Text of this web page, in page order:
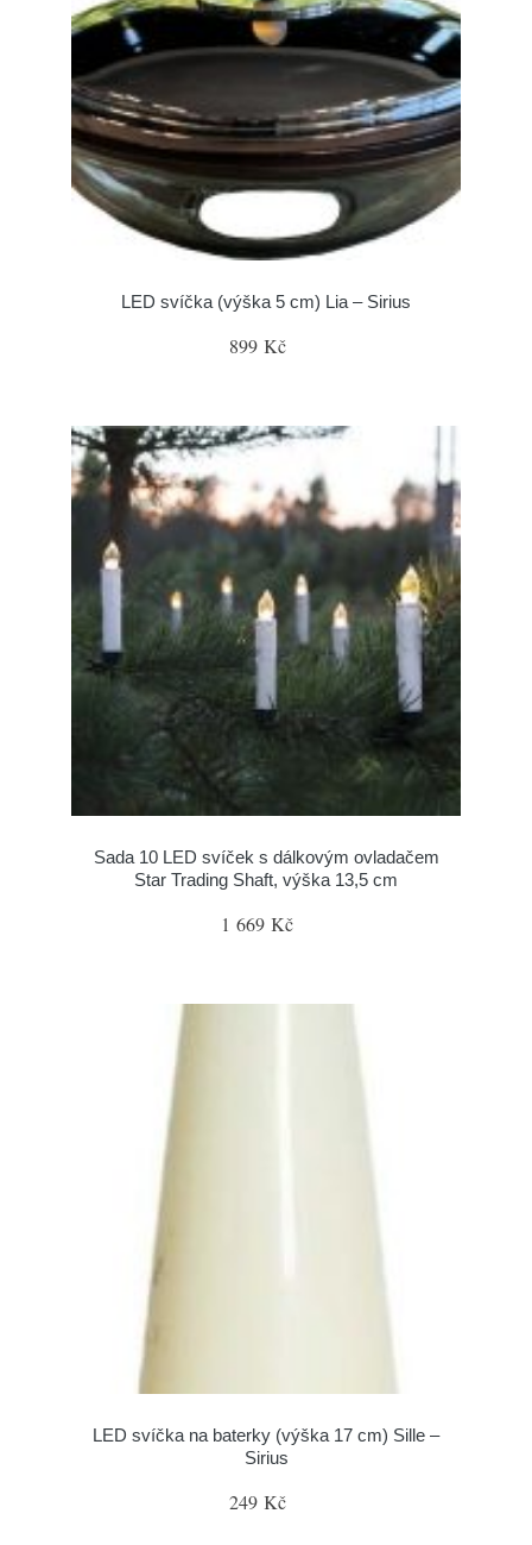
LED svíčka (výška 5 cm) Lia – Sirius
899 Kč
Sada 10 LED svíček s dálkovým ovladačem
Star Trading Shaft, výška 13,5 cm
1 669 Kč
LED svíčka na baterky (výška 17 cm) Sille –
Sirius
249 Kč